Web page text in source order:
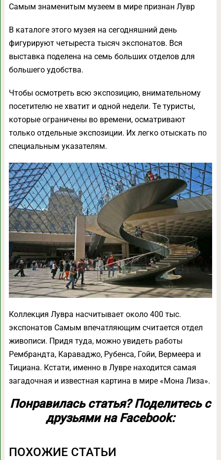
Самым знаменитым музеем в мире признан Лувр
В каталоге этого музея на сегодняшний день
фигурируют четыреста тысяч экспонатов. Вся
выставка поделена на семь больших отделов для
большего удобства.
Чтобы осмотреть всю экспозицию, внимательному
посетителю не хватит и одной недели. Те туристы,
которые ограничены во времени, осматривают
только отдельные экспозиции. Их легко отыскать по
специальным указателям.
Коллекция Лувра насчитывает около 400 тыс.
экспонатов Самым впечатляющим считается отдел
живописи. Придя туда, можно увидеть работы
Рембрандта, Караваджо, Рубенса, Гойи, Вермеера и
Тициана. Кстати, именно в Лувре находится самая
загадочная и известная картина в мире «Мона Лиза».
Понравилась статья? Поделитесь с
друзьями на Facebook:
ПОХОЖИЕ СТАТЬИ